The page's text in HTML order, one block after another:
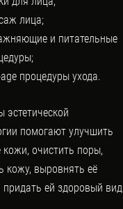
лица;
и питательные
процедуры ухода.
эстетической
помогают улучшить
кожи, очистить поры,
кожу, выровнять её
придать ей здоровый вид